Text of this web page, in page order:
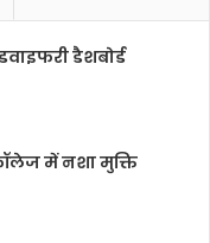
डैशबोर्ड
में नशा मुक्ति